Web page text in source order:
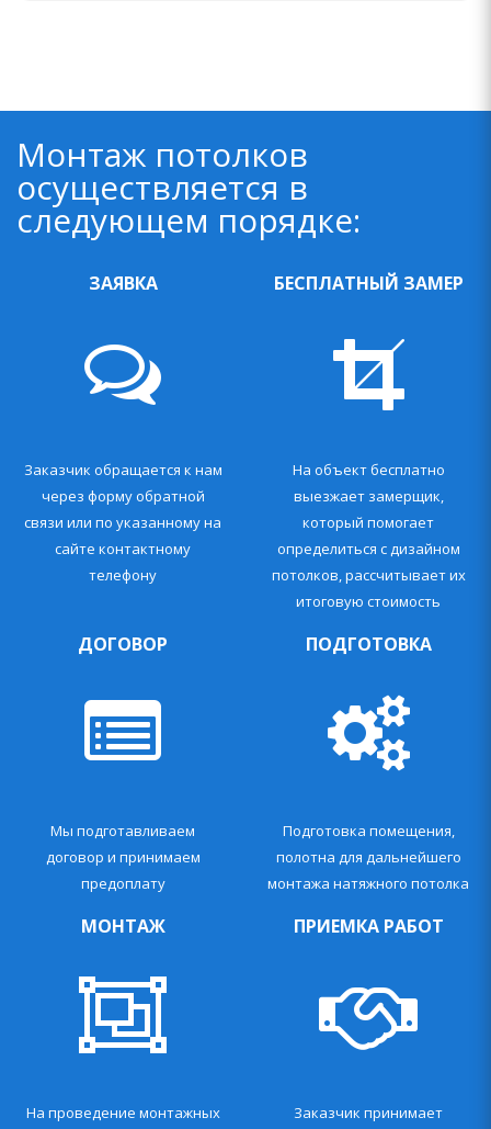
Монтаж потолков
осуществляется в
следующем порядке:
ЗАЯВКА
Заказчик обращается к нам
через форму обратной
связи или по указанному на
сайте контактному
телефону
БЕСПЛАТНЫЙ ЗАМЕР
На объект бесплатно
выезжает замерщик,
который помогает
определиться с дизайном
потолков, рассчитывает их
итоговую стоимость
ДОГОВОР
Мы подготавливаем
договор и принимаем
предоплату
ПОДГОТОВКА
Подготовка помещения,
полотна для дальнейшего
монтажа натяжного потолка
МОНТАЖ
На проведение монтажных
ПРИЕМКА РАБОТ
Заказчик принимает